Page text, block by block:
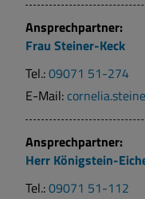
Ansprechpartner:
Frau Steiner-Keck
Tel.:09071 51-274
E-Mail:
Ansprechpartner:
Herr Königstein-
Tel.:09071 51-112